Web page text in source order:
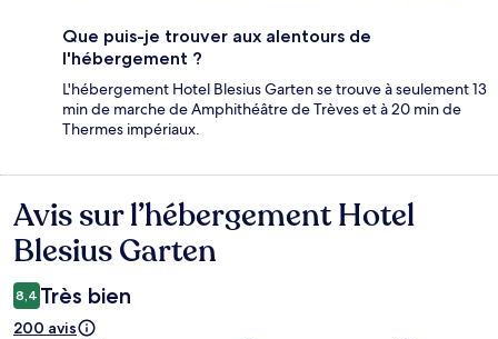
Que puis-je trouver aux alentours de
l'hébergement ?
L'hébergement Hotel Blesius Garten se trouve à seulement 13
min de marche de Amphithéâtre de Trèves et à 20 min de
Thermes impériaux.
Avis
Avis sur l’hébergement Hotel
Blesius Garten
8,4 Très bien
200 avis